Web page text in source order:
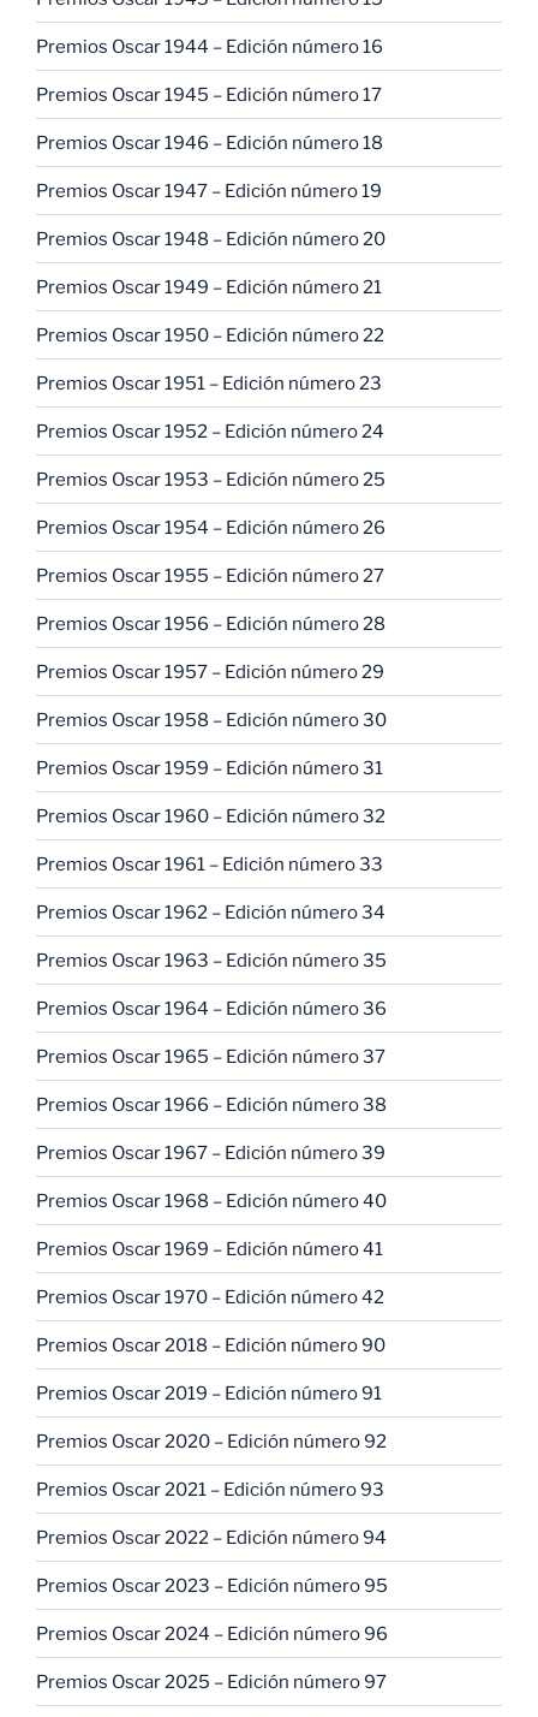
Premios Oscar 1944 – Edición número 16
Premios Oscar 1945 – Edición número 17
Premios Oscar 1946 – Edición número 18
Premios Oscar 1947 – Edición número 19
Premios Oscar 1948 – Edición número 20
Premios Oscar 1949 – Edición número 21
Premios Oscar 1950 – Edición número 22
Premios Oscar 1951 – Edición número 23
Premios Oscar 1952 – Edición número 24
Premios Oscar 1953 – Edición número 25
Premios Oscar 1954 – Edición número 26
Premios Oscar 1955 – Edición número 27
Premios Oscar 1956 – Edición número 28
Premios Oscar 1957 – Edición número 29
Premios Oscar 1958 – Edición número 30
Premios Oscar 1959 – Edición número 31
Premios Oscar 1960 – Edición número 32
Premios Oscar 1961 – Edición número 33
Premios Oscar 1962 – Edición número 34
Premios Oscar 1963 – Edición número 35
Premios Oscar 1964 – Edición número 36
Premios Oscar 1965 – Edición número 37
Premios Oscar 1966 – Edición número 38
Premios Oscar 1967 – Edición número 39
Premios Oscar 1968 – Edición número 40
Premios Oscar 1969 – Edición número 41
Premios Oscar 1970 – Edición número 42
Premios Oscar 2018 – Edición número 90
Premios Oscar 2019 – Edición número 91
Premios Oscar 2020 – Edición número 92
Premios Oscar 2021 – Edición número 93
Premios Oscar 2022 – Edición número 94
Premios Oscar 2023 – Edición número 95
Premios Oscar 2024 – Edición número 96
Premios Oscar 2025 – Edición número 97